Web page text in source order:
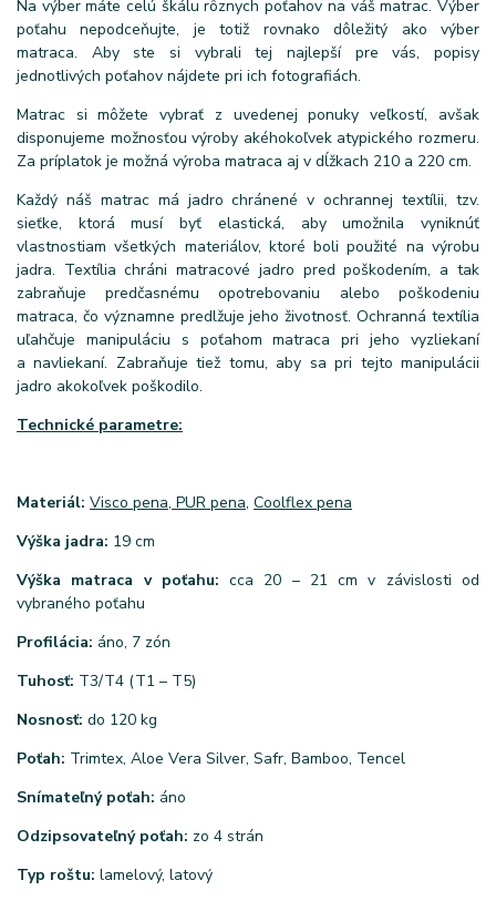
Na výber máte celú škálu rôznych poťahov na váš matrac. Výber
poťahu nepodceňujte, je totiž rovnako dôležitý ako výber
matraca. Aby ste si vybrali tej najlepší pre vás, popisy
jednotlivých poťahov nájdete pri ich fotografiách.
Matrac si môžete vybrať z uvedenej ponuky veľkostí, avšak
disponujeme možnosťou výroby akéhokoľvek atypického rozmeru.
Za príplatok je možná výroba matraca aj v dĺžkach 210 a 220 cm.
Každý náš matrac má jadro chránené v ochrannej textílii, tzv.
sieťke, ktorá musí byť elastická, aby umožnila vyniknúť
vlastnostiam všetkých materiálov, ktoré boli použité na výrobu
jadra. Textília chráni matracové jadro pred poškodením, a tak
zabraňuje predčasnému opotrebovaniu alebo poškodeniu
matraca, čo významne predlžuje jeho životnosť. Ochranná textília
uľahčuje manipuláciu s poťahom matraca pri jeho vyzliekaní
a navliekaní. Zabraňuje tiež tomu, aby sa pri tejto manipulácii
jadro akokoľvek poškodilo.
Technické parametre:
Materiál: Visco pena, PUR pena, Coolflex pena
Výška jadra: 19 cm
Výška matraca v poťahu: cca 20 – 21 cm v závislosti od
vybraného poťahu
Profilácia: áno, 7 zón
Tuhosť: T3/T4 (T1 – T5)
Nosnosť: do 120 kg
Poťah: Trimtex, Aloe Vera Silver, Safr, Bamboo, Tencel
Snímateľný poťah: áno
Odzipsovateľný poťah: zo 4 strán
Typ roštu: lamelový, latový